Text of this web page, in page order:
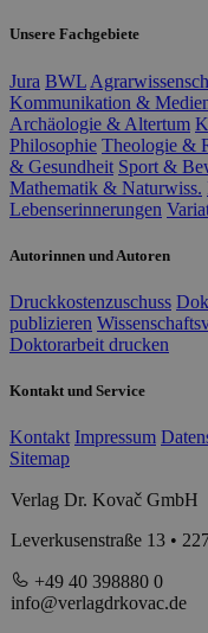
Unsere Fachgebiete
Jura BWL
Kommunikation &
Archäologie & Altertum
Philosophie Theologie &
& Gesundheit Sport &
Mathematik & Naturwiss.
Lebenserinnerungen
Autorinnen und Autoren
Druckkostenzuschuss
publizieren
Doktorarbeit drucken
Kontakt und Service
Kontakt Impressum
Sitemap
Verlag Dr. Kovač GmbH
Leverkusenstraße 13 •
+49 40 398880 0
info@verlagdrkovac.de